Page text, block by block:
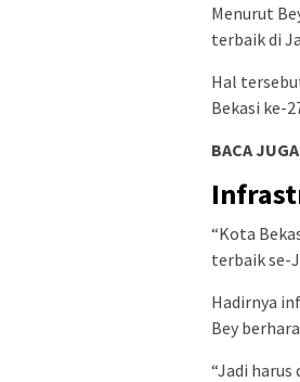
Menurut
terbaik di
Hal
Bekasi ke-
BACA
“Kota
terbaik se-
Hadirnya
Bey
“Jadi